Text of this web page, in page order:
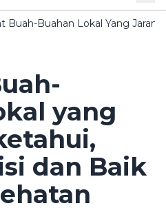
Buah-Buahan Lokal Yang
yang
dan Baik